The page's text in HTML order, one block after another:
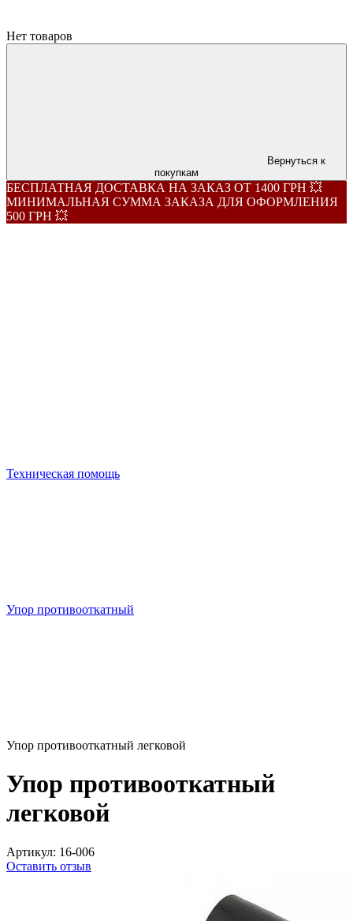
Нет товаров
Вернуться к
покупкам
БЕСПЛАТНАЯ ДОСТАВКА НА ЗАКАЗ ОТ 1400 ГРН 💥
МИНИМАЛЬНАЯ СУММА ЗАКАЗА ДЛЯ ОФОРМЛЕНИЯ
500 ГРН 💥
Техническая помощь
Упор противооткатный
Упор противооткатный легковой
Упор противооткатный
легковой
Артикул: 16-006
Оставить отзыв